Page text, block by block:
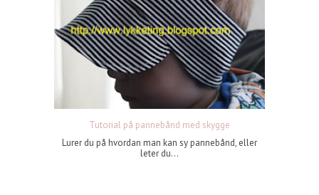
Tutorial på pannebånd med skygge
Lurer du på hvordan man kan sy pannebånd, eller
leter du...